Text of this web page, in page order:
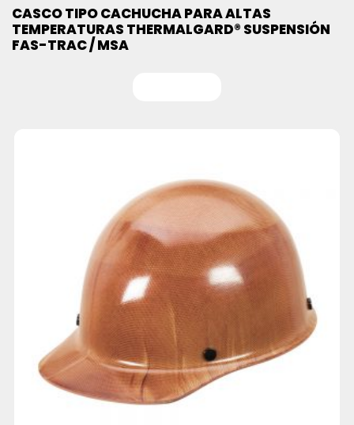
CASCO TIPO CACHUCHA PARA ALTAS
TEMPERATURAS THERMALGARD® SUSPENSIÓN
FAS-TRAC / MSA